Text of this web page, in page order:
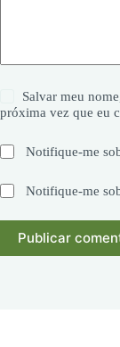
Salvar meu
próxima vez que eu
Notifique-me
Notifique-me
Publicar